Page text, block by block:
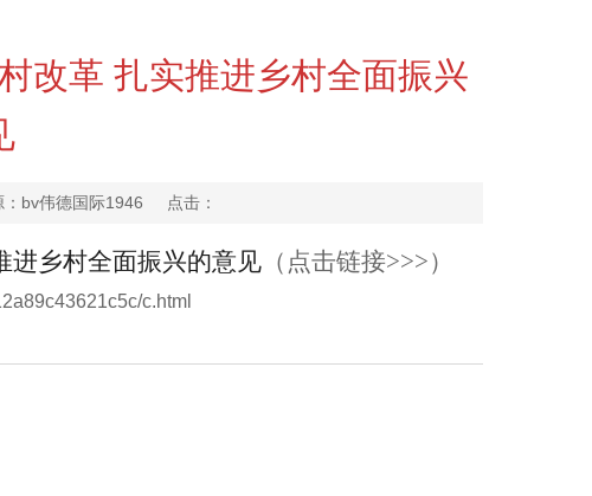
改革 扎实推进乡村全面振兴
bv伟德国际1946 点击：
进乡村全面振兴的意见 （点击链接>>>）
c.html